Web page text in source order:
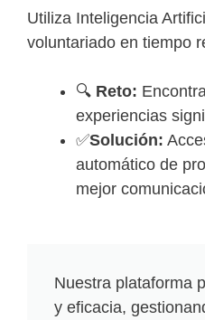
Utiliza Inteligencia
voluntariado en tiempo
🔍 Reto:
experiencias
✅Solución:
automático de
mejor
Nuestra plataforma
y eficacia,